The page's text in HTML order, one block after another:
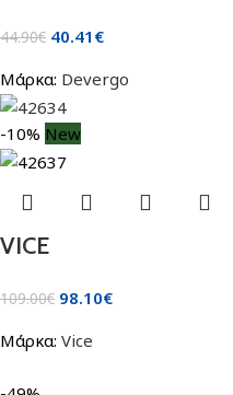
44.90€ 40.41 €
Μάρκα: Devergo
-10% New
VICE
109.00€ 98.10€
Μάρκα: Vice